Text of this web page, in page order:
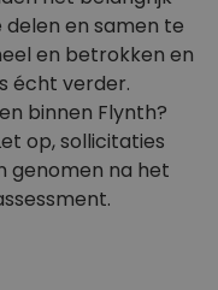
en samen te
en betrokken en
écht verder.
binnen Flynth?
op, sollicitaties
genomen na het